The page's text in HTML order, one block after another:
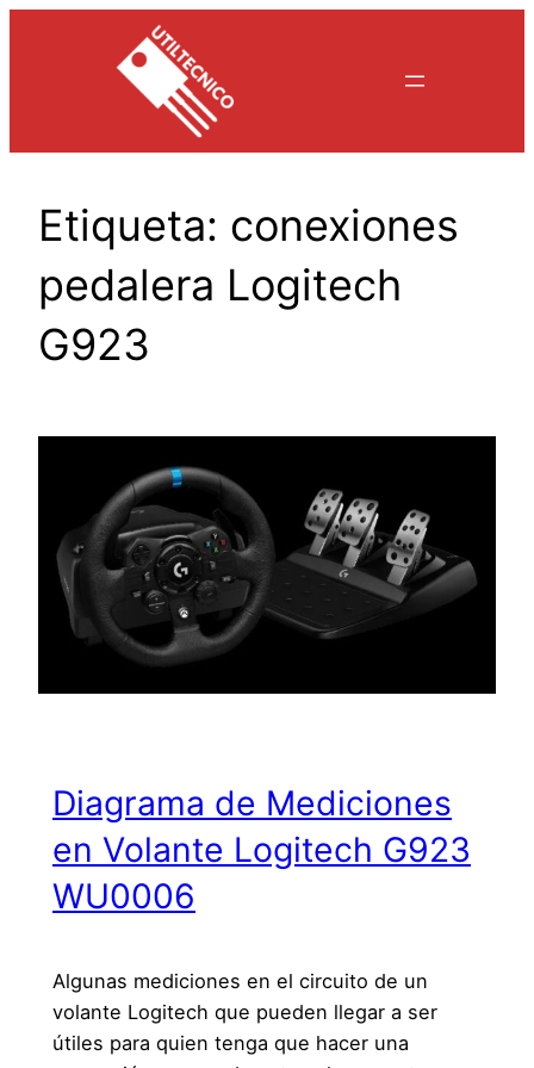
Etiqueta: conexiones
pedalera Logitech
G923
Diagrama de Mediciones
en Volante Logitech G923
WU0006
Algunas mediciones en el circuito de un
volante Logitech que pueden llegar a ser
útiles para quien tenga que hacer una